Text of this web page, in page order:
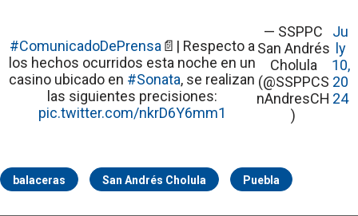
#ComunicadoDePrensa 📄| Respecto a
los hechos ocurridos esta noche en un
casino ubicado en #Sonata, se realizan
las siguientes precisiones:
pic.twitter.com/nkrD6Y6mm1
— SSPPC
San Andrés
Cholula
(@SSPPCS
nAndresCH
)
Ju
ly
10,
20
24
balaceras San Andrés Cholula Puebla